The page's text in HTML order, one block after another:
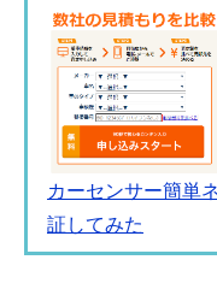
カーセンサー簡単
証してみた